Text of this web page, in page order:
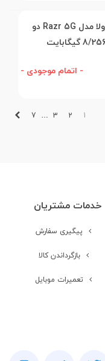
گوشی موبایل موتورولا مدل Razr 5G دو
- اتمام موجودی -
1
2
3
…
7
خدمات مشتریان
پیگیری سفارش
بازگرداندن کالا
تعمیرات موبایل